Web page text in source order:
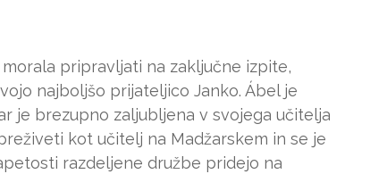
pripravljati na zaključne izpite,
najboljšo prijateljico Janko. Ábel je
je brezupno zaljubljena v svojega učitelja
kot učitelj na Madžarskem in se je
razdeljene družbe pridejo na